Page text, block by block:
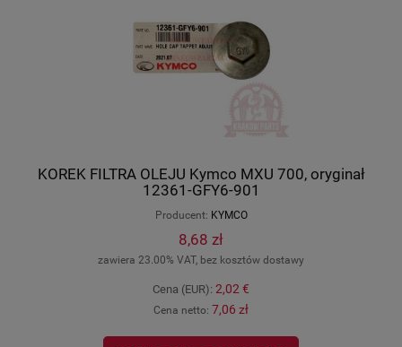
KOREK FILTRA OLEJU Kymco MXU 700, oryginał
12361-GFY6-901
Producent: KYMCO
8,68 zł
zawiera 23.00% VAT, bez kosztów dostawy
Cena (EUR): 2,02 €
Cena netto: 7,06 zł